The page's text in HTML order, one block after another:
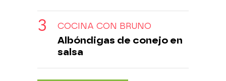
COCINA CON BRUNO
Albóndigas de conejo en
salsa